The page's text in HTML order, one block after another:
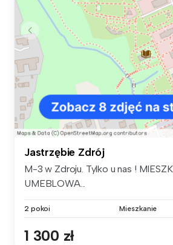
Jastrzębie Zdrój
M-3 w Zdroju. Tylko u nas !
UMEBLOWA...
2 pokoi Mieszkanie
1 300 zł